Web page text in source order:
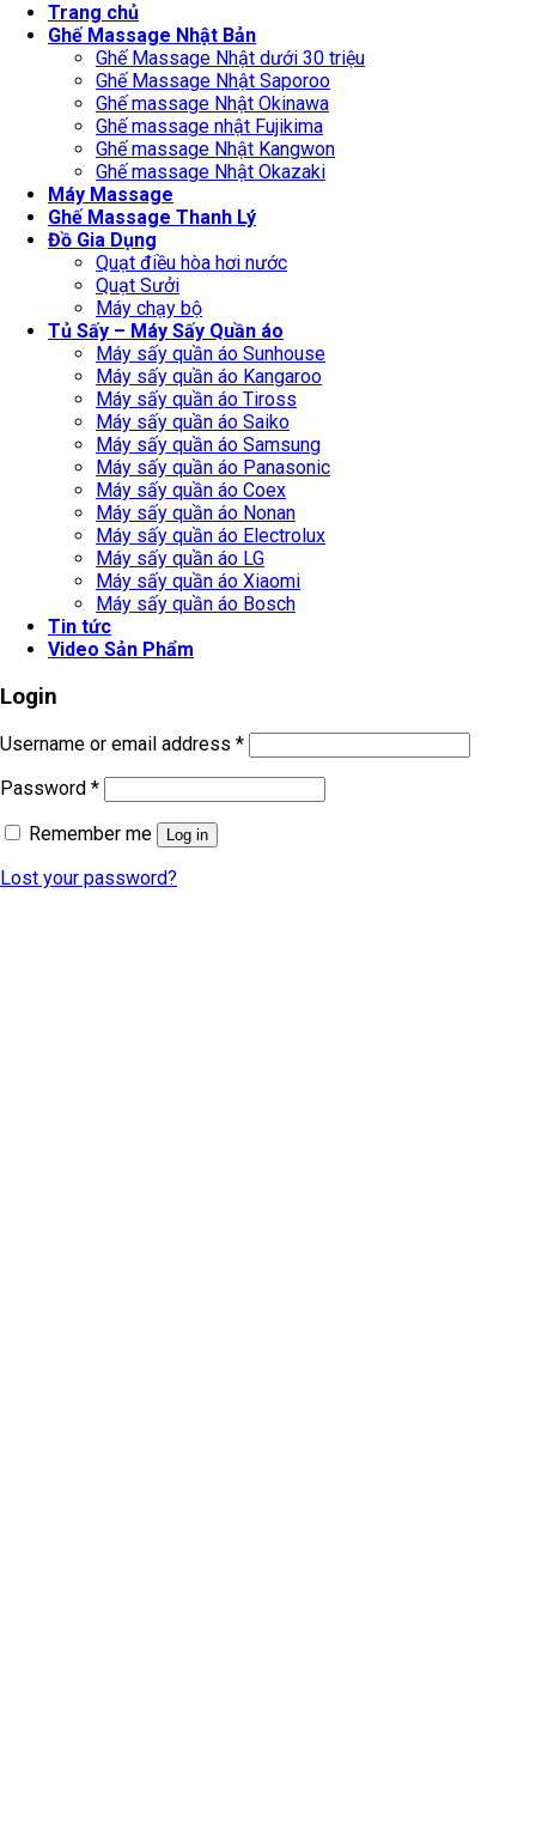
Trang chủ
Ghế Massage Nhật Bản
Ghế Massage Nhật dưới 30 triệu
Ghế Massage Nhật Saporoo
Ghế massage Nhật Okinawa
Ghế massage nhật Fujikima
Ghế massage Nhật Kangwon
Ghế massage Nhật Okazaki
Máy Massage
Ghế Massage Thanh Lý
Đồ Gia Dụng
Quạt điều hòa hơi nước
Quạt Sưởi
Máy chạy bộ
Tủ Sấy – Máy Sấy Quần áo
Máy sấy quần áo Sunhouse
Máy sấy quần áo Kangaroo
Máy sấy quần áo Tiross
Máy sấy quần áo Saiko
Máy sấy quần áo Samsung
Máy sấy quần áo Panasonic
Máy sấy quần áo Coex
Máy sấy quần áo Nonan
Máy sấy quần áo Electrolux
Máy sấy quần áo LG
Máy sấy quần áo Xiaomi
Máy sấy quần áo Bosch
Tin tức
Video Sản Phẩm
Login
Username or email address *
Password *
Remember me
Log in
Lost your password?